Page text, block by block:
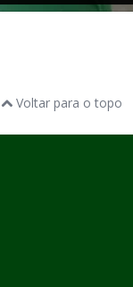
Voltar para o topo